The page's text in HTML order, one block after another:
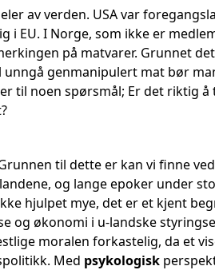
av verden. USA var
EU. I Norge, som ikke er
på matvarer. Grunnet
genmanipulert mat bør
til noen spørsmål; Er det riktig å
til dette er kan vi finne
og lange epoker under
hjulpet mye, det er et kjent
og økonomi i u-landske
moralen forkastelig, da et
Med psykologisk